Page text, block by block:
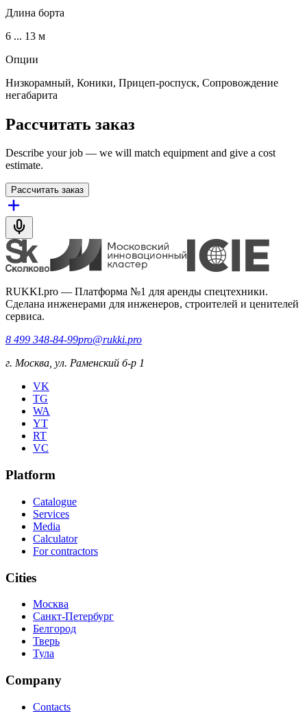
Длина борта
6 ... 13 м
Опции
Низкорамный, Коники, Прицеп-роспуск, Сопровождение
негабарита
Рассчитать заказ
Describe your job — we will match equipment and give a cost
estimate.
Рассчитать заказ
RUKKI.pro — Платформа №1 для аренды спецтехники.
Сделана инженерами для инженеров, строителей и ценителей
сервиса.
8 499 348-84-99pro@rukki.pro
г. Москва, ул. Раменский б-р 1
VK
TG
WA
YT
RT
VC
Platform
Catalogue
Services
Media
Calculator
For contractors
Cities
Москва
Санкт-Петербург
Белгород
Тверь
Тула
Company
Contacts